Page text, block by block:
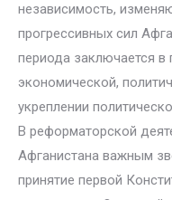
независимость,
прогрессивных сил
периода заключается
экономической,
укреплении
В реформаторской
Афганистана важным
принятие первой